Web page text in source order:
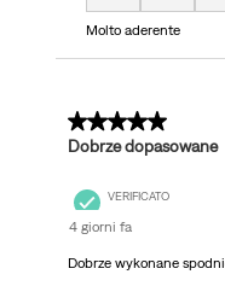
Taglio, 4 su 7, dove 1
Molto aderente
5 su 5 stelle.
Dobrze dopasowane
VERIFICATO
4 giorni fa
Dobrze wykonane